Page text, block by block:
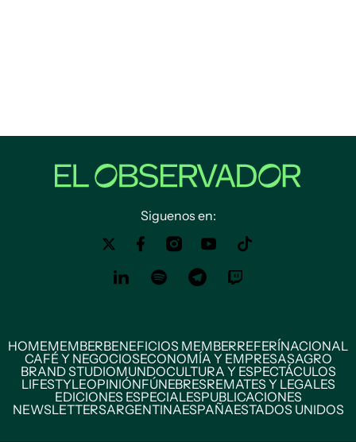
Siguenos en:
HOMEMEMBERBENEFICIOS MEMBERREFERÍNACIONAL
CAFÉ Y NEGOCIOSECONOMÍA Y EMPRESASAGRO
BRAND STUDIOMUNDOCULTURA Y ESPECTÁCULOS
LIFESTYLEOPINIÓNFÚNEBRESREMATES Y LEGALES
EDICIONES ESPECIALESPUBLICACIONES
NEWSLETTERSARGENTINAESPAÑAESTADOS UNIDOS